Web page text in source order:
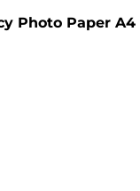
Photo Paper A4